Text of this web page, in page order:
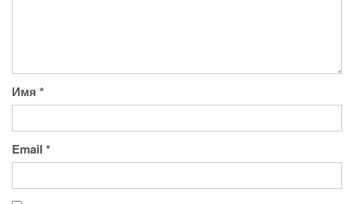
Имя *
Email *